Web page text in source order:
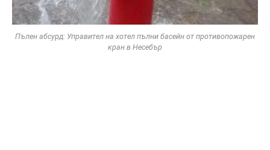
Пълен абсурд: Управител на хотел пълни басейн от противопожарен
кран в Несебър